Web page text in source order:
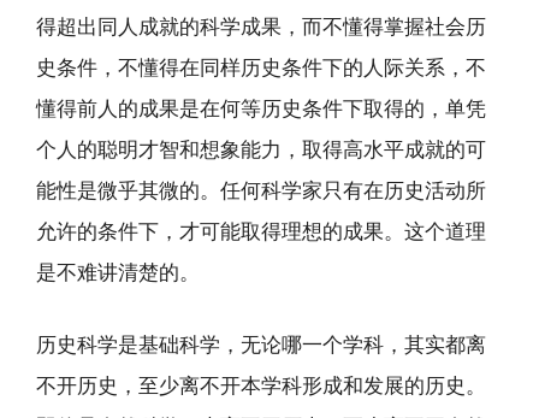
得超出同人成就的科学成果，而不懂得掌握社会历
史条件，不懂得在同样历史条件下的人际关系，不
懂得前人的成果是在何等历史条件下取得的，单凭
个人的聪明才智和想象能力，取得高水平成就的可
能性是微乎其微的。任何科学家只有在历史活动所
允许的条件下，才可能取得理想的成果。这个道理
是不难讲清楚的。
历史科学是基础科学，无论哪一个学科，其实都离
不开历史，至少离不开本学科形成和发展的历史。